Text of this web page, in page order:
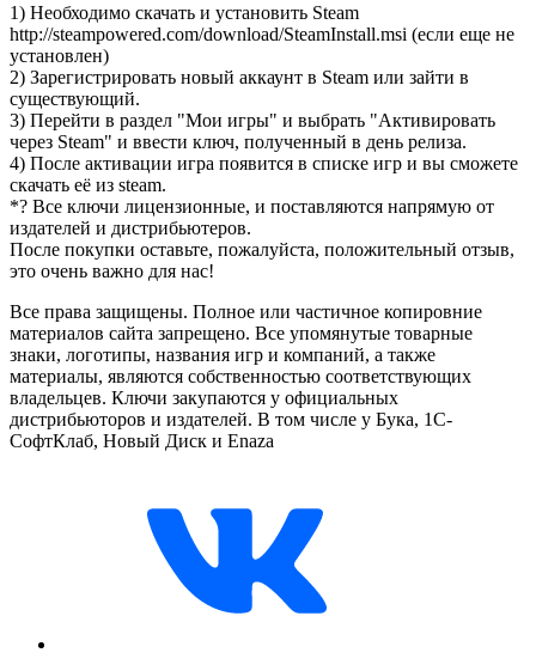
1) Необходимо скачать и установить Steam
http://steampowered.com/download/SteamInstall.msi (если еще не
установлен)
2) Зарегистрировать новый аккаунт в Steam или зайти в
существующий.
3) Перейти в раздел "Мои игры" и выбрать "Активировать
через Steam" и ввести ключ, полученный в день релиза.
4) После активации игра появится в списке игр и вы сможете
скачать её из steam.
*? Все ключи лицензионные, и поставляются напрямую от
издателей и дистрибьютеров.
После покупки оставьте, пожалуйста, положительный отзыв,
это очень важно для нас!
Все права защищены. Полное или частичное копировние
материалов сайта запрещено. Все упомянутые товарные
знаки, логотипы, названия игр и компаний, а также
материалы, являются собственностью соответствующих
владельцев. Ключи закупаются у официальных
дистрибьюторов и издателей. В том числе у Бука, 1С-
СофтКлаб, Новый Диск и Enaza